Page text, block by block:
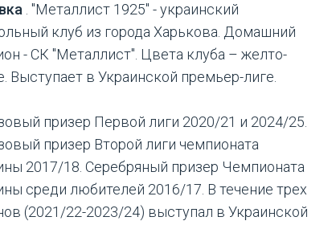
. "Металлист 1925" - украинский
клуб из города Харькова. Домашний
- СК "Металлист". Цвета клуба – желто-
Выступает в Украинской премьер-лиге.
призер Первой лиги 2020/21 и 2024/25.
призер Второй лиги чемпионата
2017/18. Серебряный призер Чемпионата
среди любителей 2016/17. В течение трех
(2021/22-2023/24) выступал в Украинской